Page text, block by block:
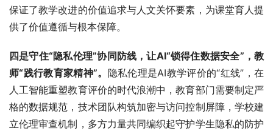
保证了教学改进的价值追求与人文关怀要素，为课堂育人提
供了价值遵循与根本保障。
四是守住“隐私伦理”协同防线，让AI“锁得住数据安全”，教
师“践行教育家精神”。 隐私伦理是AI教学评价的“红线”，在
人工智能重塑教育评价的时代浪潮中，教育部门需要制定严
格的数据规范，技术团队构筑加密与访问控制屏障，学校建
立伦理审查机制，多方力量共同编织起守护学生隐私的防护